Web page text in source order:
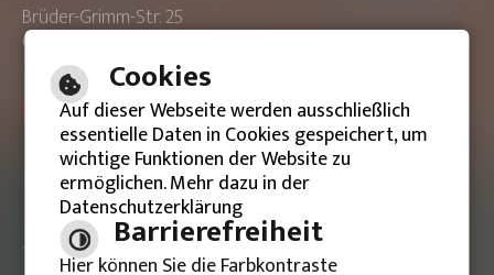
Brüder-Grimm-Str. 25
63533 Mainhausen
ONLINE-TERMIN BUCHEN
Barrierefreie Ansicht
Cookies
Auf dieser Webseite werden ausschließlich
essentielle Daten in Cookies gespeichert, um
wichtige Funktionen der Website zu
ermöglichen. Mehr dazu in der
Datenschutzerklärung
Barrierefreiheit
Hier können Sie die Farbkontraste